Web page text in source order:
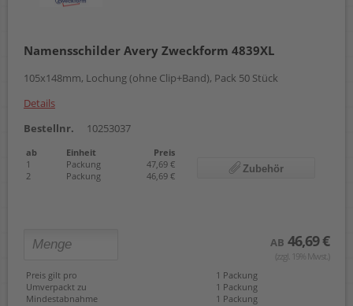
Namensschilder Avery Zweckform 4839XL
105x148mm, Lochung (ohne Clip+Band), Pack 50 Stück
Details
Bestellnr.
10253037
ab Einheit
Preis
1
Packung
47,69 €
2
Packung 46,69 €
Zubehör
AB 46,69 €
(zzgl. 19% Mwst.)
Preis gilt pro
1 Packung
Umverpackt zu
1 Packung
Mindestabnahme
1 Packung